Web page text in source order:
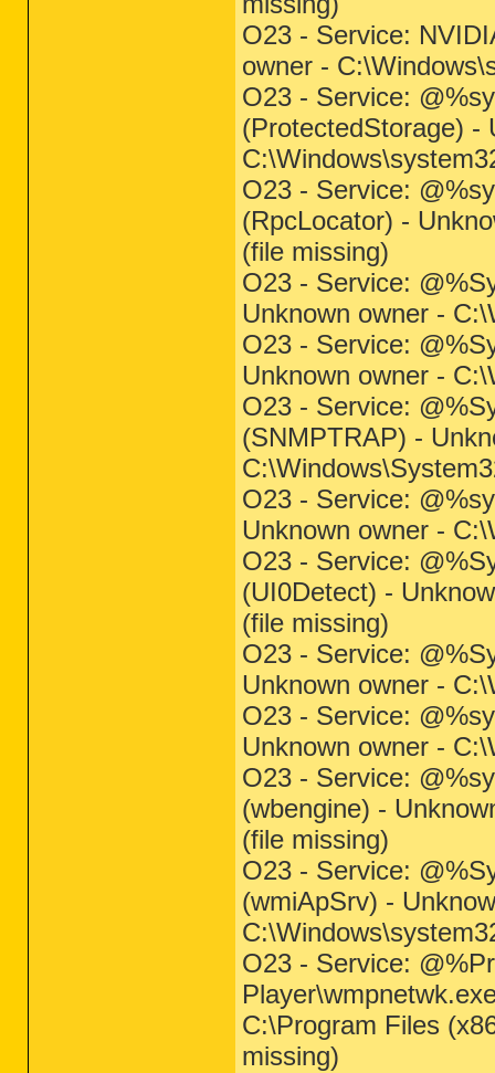
O23 - Service:
owner -
O23 - Service:
(ProtectedStorage) -
O23 - Service:
(RpcLocator) -
(file missing)
O23 - Service:
Unknown owner -
O23 - Service:
Unknown owner -
O23 - Service:
(SNMPTRAP) -
O23 - Service:
Unknown owner -
O23 - Service:
(UI0Detect) -
(file missing)
O23 - Service:
Unknown owner -
O23 - Service:
Unknown owner -
O23 - Service:
(wbengine) -
(file missing)
O23 - Service:
(wmiApSrv) -
O23 - Service:
C:\Program Files
missing)